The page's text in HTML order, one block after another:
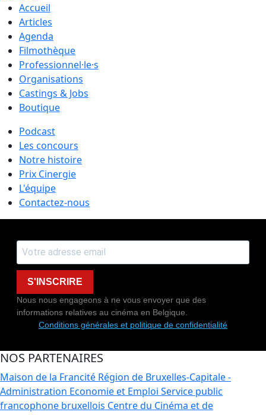
Accueil
Articles
Agenda
Filmothèque
Professionnel·le·s
Organisations
Castings & Jobs
Boutique
Podcast
Les concours
Notre histoire
Prix Cinergie
L'équipe
Contactez-nous
S'INSCRIRE
Nous nous engageons à ne vous envoyer que des
informations relatives au cinéma en Belgique.
Conditions générales et politique de confidentialité
NOS PARTENAIRES
Maison de la Francité Région de Bruxelles-Capitale -
Administration Economie et Emploi Service public
francophone bruxellois Centre du Cinéma et de